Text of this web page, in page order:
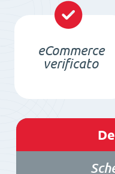
eCommerce
verificato